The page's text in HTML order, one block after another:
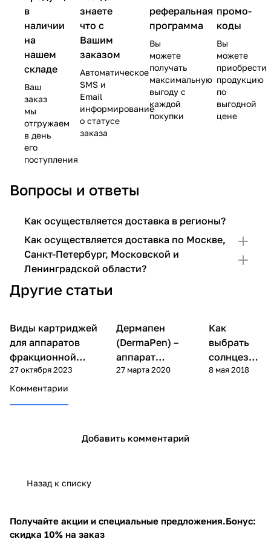
в
наличии
на
нашем
складе
Ваш
заказ
мы
отгружаем
в день
его
поступления
знаете
что с
Вашим
заказом
Автоматическое
SMS и
Email
информирование
о статусе
заказа
реферальная
программа
Вы
можете
получать
максимальную
выгоду с
каждой
покупки
промо-
коды
Вы
можете
приобрести
продукцию
по
выгодной
цене
Вопросы и ответы
Как осуществляется доставка в регионы?
Как осуществляется доставка по Москве,
Санкт-Петербург, Московской и
Ленинградской области?
Другие статьи
мезотерапия
Виды картриджей
для аппаратов
фракционной
мезотерапии. Как
выбрать нужный?
27 октября 2023
мезотерапия
(дермапен)
Дермапен
(DermaPen) –
аппарат
фракционной
27 марта 2020
Уход за
лицом
Как
выбрать
солнцеза
щитный
8 мая 2018
Комментарии
Добавить комментарий
Назад к списку
Получайте акции и специальные предложения.Бонус:
скидка 10% на заказ